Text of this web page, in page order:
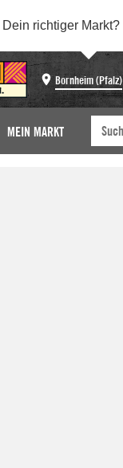
Dein richtiger Markt?
Bornheim (Pfalz)
MEIN MARKT